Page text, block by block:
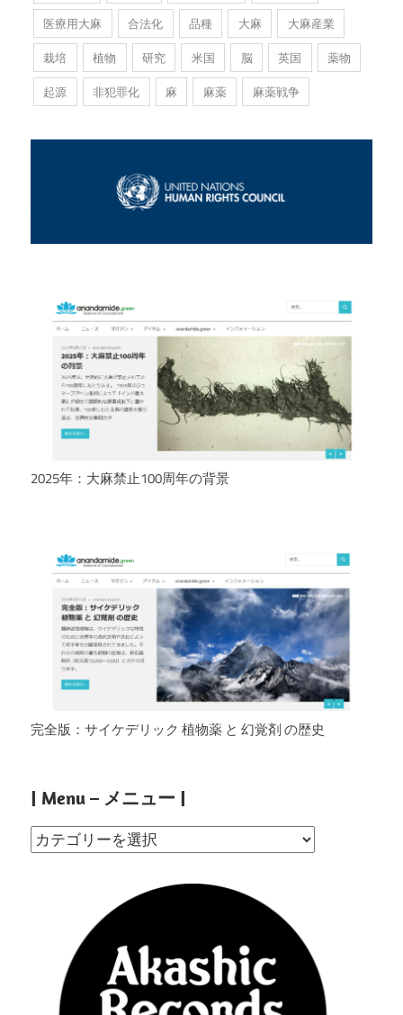
医療用大麻
合法化 品種 大麻
大麻産業
栽培
植物 研究 米国 脳 英国
薬物
起源
非犯罪化 麻 麻薬 麻薬戦争
2025年：大麻禁止100周年の背景
完全版：サイケデリック 植物薬 と 幻覚剤 の歴史
| Menu – メニュー |